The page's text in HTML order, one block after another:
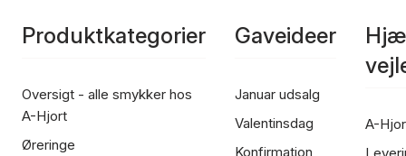
Produktkategorier
Oversigt - alle smykker hos
A-Hjort
Øreringe
Gaveideer
Januar udsalg
Valentinsdag
Konfirmation
A-